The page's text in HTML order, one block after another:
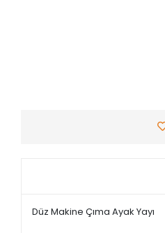
Düz Makine Çıma Ayak Yayı